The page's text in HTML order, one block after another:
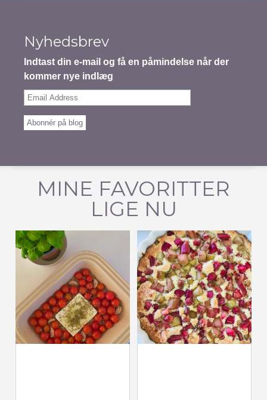
Nyhedsbrev
Indtast din e-mail og få en påmindelse når der
kommer nye indlæg
Email
Abonnér på blog
MINE FAVORITTER
LIGE NU